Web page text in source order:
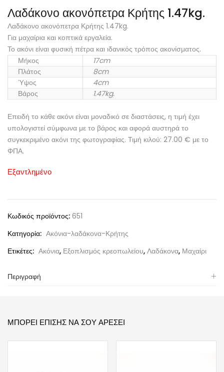
Λαδάκονο ακονόπετρα Κρήτης 1.47kg.
Λαδάκονο ακονόπετρα Κρήτης 1.47kg.
Για μαχαίρια και κοπτικά εργαλεία.
Το ακόνι είναι φυσική πέτρα και ιδανικός τρόπος ακονίσματος.
Μήκος
17cm
Πλάτος
8cm
Ύψος
4cm
Βάρος
1.47kg.
Επειδή το κάθε ακόνι είναι μοναδικό σε διαστάσεις, η τιμή έχει
υπολογιστεί σύμφωνα με το βάρος και αφορά αυστηρά το
συγκεκριμένο ακόνι της φωτογραφίας. Τιμή κιλού: 27.00 € με το
ΦΠΑ.
Εξαντλημένο
Κωδικός προϊόντος: 651
Κατηγορία: Ακόνια-λαδάκονα-Κρήτης
Ετικέτες: Ακόνια, Εξοπλισμός κρεοπωλείου, Λαδάκονα, Μαχαίρι
Περιγραφή
ΜΠΟΡΕΊ ΕΠΊΣΗΣ ΝΑ ΣΟΥ ΑΡΈΣΕΙ